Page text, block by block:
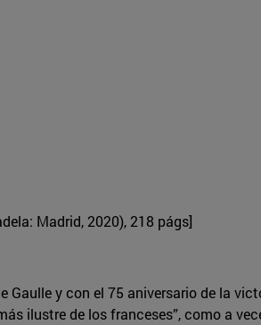
Madrid, 2020), 218 págs]
y con el 75 aniversario de la
ilustre de los franceses”, como a